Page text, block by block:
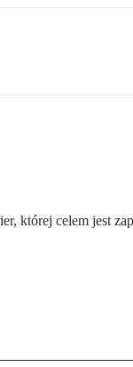
celem jest